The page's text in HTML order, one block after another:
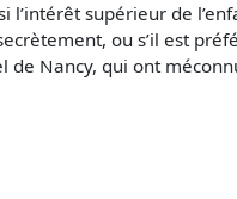
supérieur de
ou s’il est
de Nancy, qui ont